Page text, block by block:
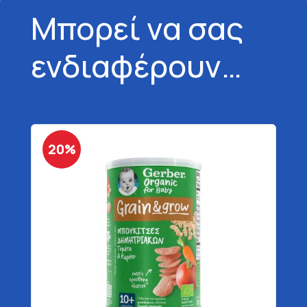
Μπορεί να σας
ενδιαφέρουν…
20%